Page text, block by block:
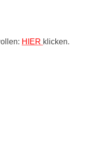
HIER klicken.